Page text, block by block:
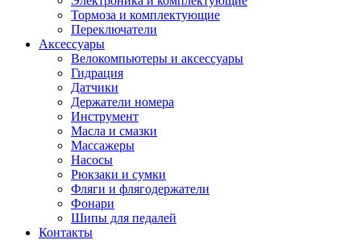
Тормоза и комплектующие
Переключатели
Аксессуары
Велокомпьютеры и аксессуары
Гидрация
Датчики
Держатели номера
Инструмент
Масла и смазки
Массажеры
Насосы
Рюкзаки и сумки
Фляги и флягодержатели
Фонари
Шипы для педалей
Контакты